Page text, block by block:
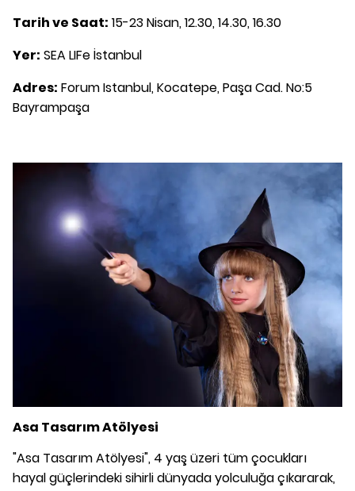
Tarih ve Saat: 15-23 Nisan, 12.30, 14.30, 16.30
Yer: SEA LIFe İstanbul
Adres: Forum Istanbul, Kocatepe, Paşa Cad. No:5
Bayrampaşa
Asa Tasarım Atölyesi
"Asa Tasarım Atölyesi", 4 yaş üzeri tüm çocukları
hayal güçlerindeki sihirli dünyada yolculuğa çıkararak,